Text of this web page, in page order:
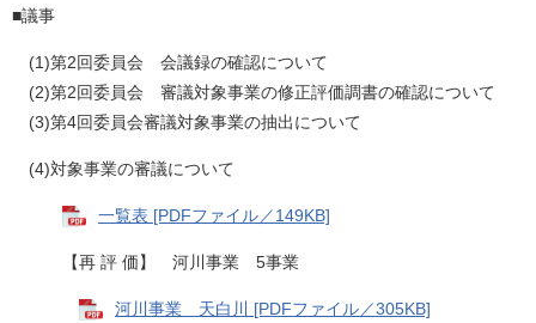
■議事
(1)第2回委員会 会議録の確認について
(2)第2回委員会 審議対象事業の修正評価調書の確認について
(3)第4回委員会審議対象事業の抽出について
(4)対象事業の審議について
一覧表 [PDFファイル／149KB]
【再 評 価】 河川事業 5事業
河川事業 天白川 [PDFファイル／305KB]